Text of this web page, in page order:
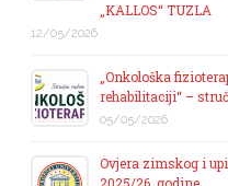
„KALLOS“ TUZLA
12/05/2026
„Onkološka
rehabilitaciji“ –
05/05/2026
Ovjera zimskog i